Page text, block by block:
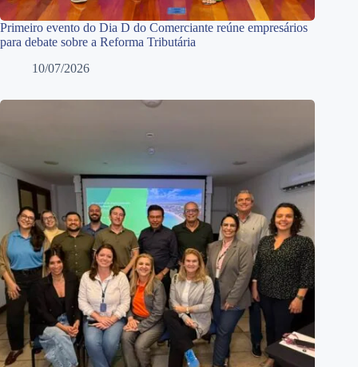
Primeiro evento do Dia D do Comerciante reúne empresários
para debate sobre a Reforma Tributária
10/07/2026